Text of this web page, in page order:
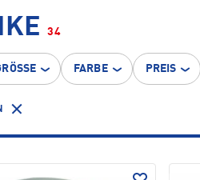
34
FARBE PREIS